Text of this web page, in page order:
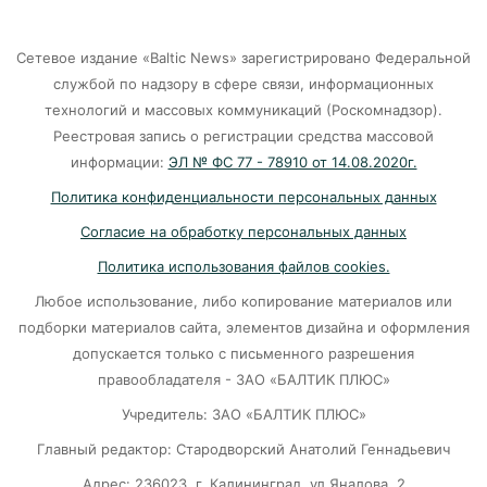
Калининград и Москва объединяются ради
07-08-2026
Убийцу участника СВО в Балтийске посадили
В Калининграде «КамАЗ» сбил скутериста
07-08-2026
Губернатор объяснил, откуда берутся пустые
колонки на заправках в Калининграде
Сетевое издание «Baltic News» зарегистрировано Федеральной
службой по надзору в сфере связи, информационных
технологий и массовых коммуникаций (Роскомнадзор).
Реестровая запись о регистрации средства массовой
информации: ЭЛ № ФС 77 - 78910 от 14.08.2020г.
Политика конфиденциальности персональных данных
Согласие на обработку персональных данных
Политика использования файлов cookies.
Любое использование, либо копирование материалов или
подборки материалов сайта, элементов дизайна и оформления
допускается только с письменного разрешения
правообладателя - ЗАО «БАЛТИК ПЛЮС»
Учредитель: ЗАО «БАЛТИК ПЛЮС»
Главный редактор: Стародворский Анатолий Геннадьевич